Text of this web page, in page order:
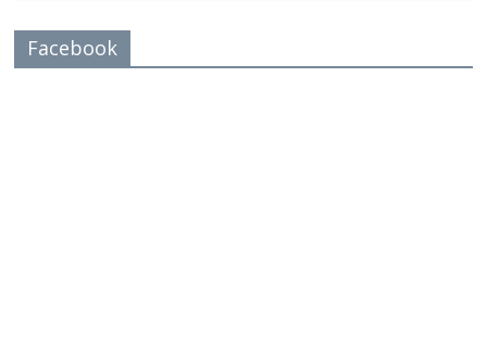
Facebook